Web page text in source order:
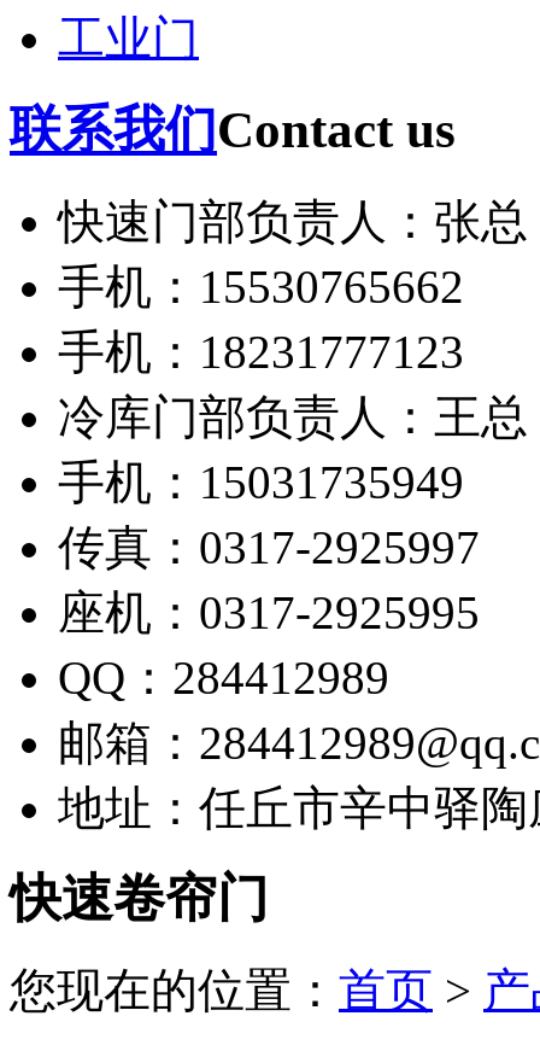
工业门
联系我们Contact us
快速门部负责人：张总
手机：15530765662
手机：18231777123
冷库门部负责人：王总
手机：15031735949
传真：0317-2925997
座机：0317-2925995
QQ：284412989
邮箱：
地址：任丘市辛中驿
快速卷帘门
您现在的位置： 首页 >